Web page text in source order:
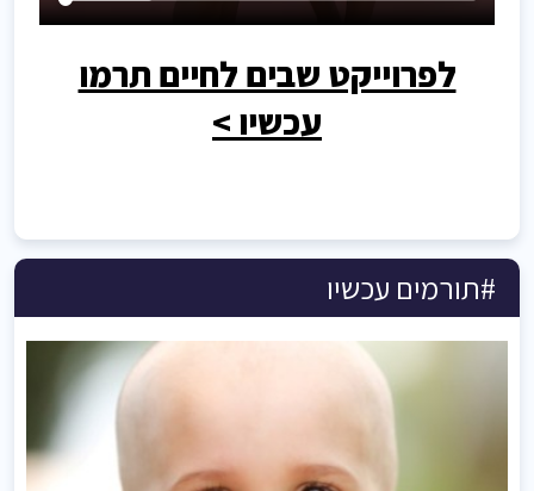
לפרוייקט שבים לחיים תרמו
עכשיו >
#תורמים עכשיו